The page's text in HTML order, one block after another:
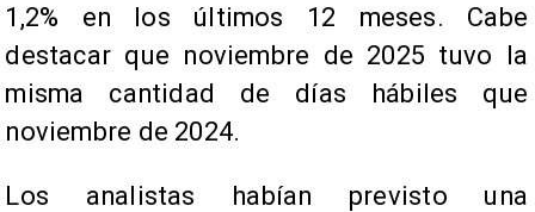
1,2% en los últimos 12 meses. Cabe
destacar que noviembre de 2025 tuvo la
misma cantidad de días hábiles que
noviembre de 2024.
Los analistas habían previsto una